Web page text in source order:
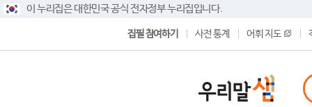
이 누리집은 대한민국 공식 전자정부 누리집입니다.
집필 참여하기 사전 통계 어휘 지도